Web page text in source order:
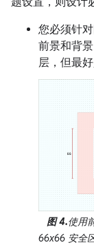
您必须针
前景和背
层，但最好
图 4.使用
66x66 安全